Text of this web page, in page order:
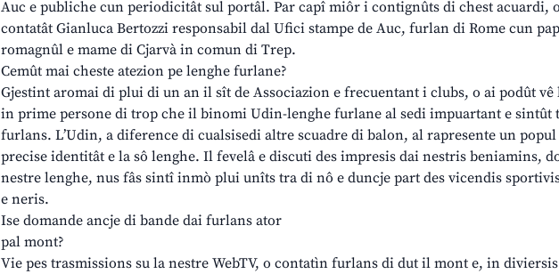
Auc e publiche cun periodicitât sul portâl. Par capî miôr i contignûts di chest acuardi,
contatât Gianluca Bertozzi responsabil dal Ufici stampe de Auc, furlan di Rome cun
romagnûl e mame di Cjarvà in comun di Trep.
Cemût mai cheste atezion pe lenghe furlane?
Gjestint aromai di plui di un an il sît de Associazion e frecuentant i clubs, o ai podût vê
in prime persone di trop che il binomi Udin-lenghe furlane al sedi impuartant e sintût
furlans. L’Udin, a diference di cualsisedi altre scuadre di balon, al rapresente un popul
precise identitât e la sô lenghe. Il fevelâ e discuti des impresis dai nestris beniamins,
nestre lenghe, nus fâs sintî inmò plui unîts tra di nô e duncje part des vicendis
e neris.
Ise domande ancje di bande dai furlans ator
pal mont?
Vie pes trasmissions su la nestre WebTV, o contatìn furlans di dut il mont e, in diviersis